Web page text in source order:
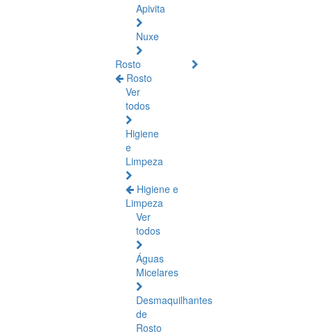
Apivita
Nuxe
Rosto
Rosto
Ver
todos
Higiene
e
Limpeza
Higiene e
Limpeza
Ver
todos
Águas
Micelares
Desmaquilhantes
de
Rosto